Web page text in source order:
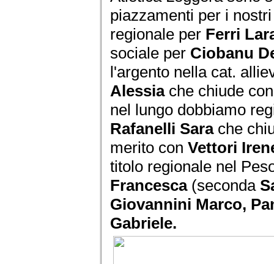
piazzamenti per i
regionale per Ferri
sociale per Ciobanu
l'argento nella cat.
Alessia che chiude
nel lungo dobbiamo
Rafanelli Sarache
merito con Vettori
titolo regionale nel
Francesca(seconda
Giovannini Marco,
Gabriele.